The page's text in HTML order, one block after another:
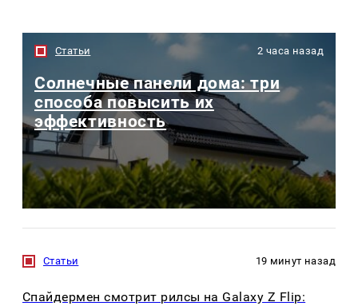
Статьи 2 часа назад
Солнечные панели дома: три
способа повысить их
эффективность
Статьи 19 минут назад
Спайдермен смотрит рилсы на Galaxy Z Flip: